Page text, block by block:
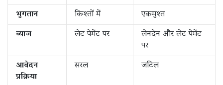
भुगतान
किश्तों में
एकमुश्त
ब्याज
लेट पेमेंट पर लेनदेन और लेट पेमेंट
पर
आवेदन
प्रक्रिया
सरल जटिल